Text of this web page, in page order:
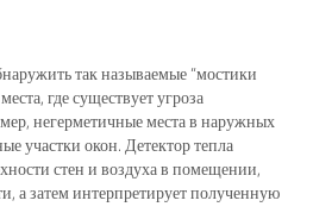
так называемые “мостики
где существует угроза
негерметичные места в наружных
участки окон. Детектор тепла
стен и воздуха в помещении,
а затем интерпретирует полученную